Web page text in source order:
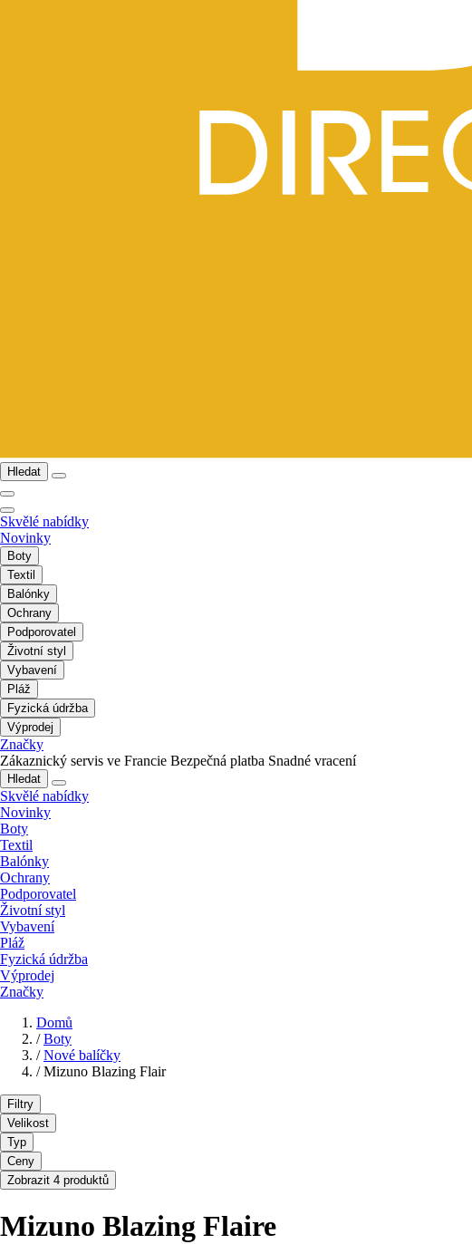
Hledat
Skvělé nabídky
Novinky
Boty
Textil
Balónky
Ochrany
Podporovatel
Životní styl
Vybavení
Pláž
Fyzická údržba
Výprodej
Značky
Zákaznický servis ve Francie Bezpečná platba Snadné vracení
Hledat
Skvělé nabídky
Novinky
Boty
Textil
Balónky
Ochrany
Podporovatel
Životní styl
Vybavení
Pláž
Fyzická údržba
Výprodej
Značky
Domů
/ Boty
/ Nové balíčky
/ Mizuno Blazing Flair
Filtry
Velikost
Typ
Ceny
Zobrazit 4 produktů
Mizuno Blazing Flaire